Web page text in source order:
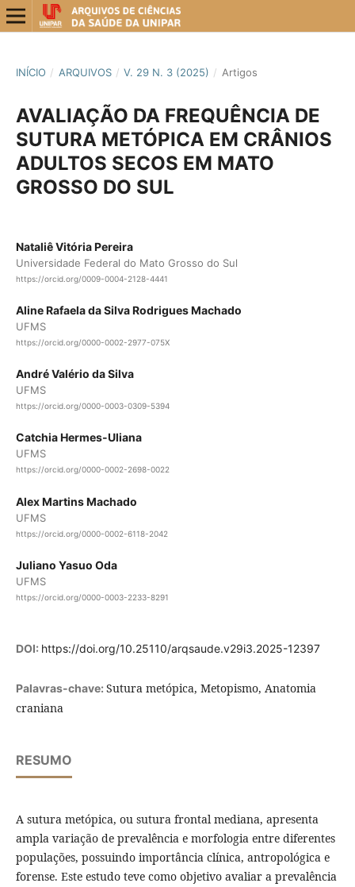
INÍCIO / ARQUIVOS / V. 29 N. 3 (2025) / Artigos
AVALIAÇÃO DA FREQUÊNCIA DE
SUTURA METÓPICA EM CRÂNIOS
ADULTOS SECOS EM MATO
GROSSO DO SUL
Nataliê Vitória Pereira
Universidade Federal do Mato Grosso do Sul
https://orcid.org/0009-0004-2128-4441
Aline Rafaela da Silva Rodrigues Machado
UFMS
https://orcid.org/0000-0002-2977-075X
André Valério da Silva
UFMS
https://orcid.org/0000-0003-0309-5394
Catchia Hermes-Uliana
UFMS
https://orcid.org/0000-0002-2698-0022
Alex Martins Machado
UFMS
https://orcid.org/0000-0002-6118-2042
Juliano Yasuo Oda
UFMS
https://orcid.org/0000-0003-2233-8291
DOI: https://doi.org/10.25110/arqsaude.v29i3.2025-12397
Palavras-chave: Sutura metópica, Metopismo, Anatomia
craniana
RESUMO
A sutura metópica, ou sutura frontal mediana, apresenta
ampla variação de prevalência e morfologia entre diferentes
populações, possuindo importância clínica, antropológica e
forense. Este estudo teve como objetivo avaliar a prevalência